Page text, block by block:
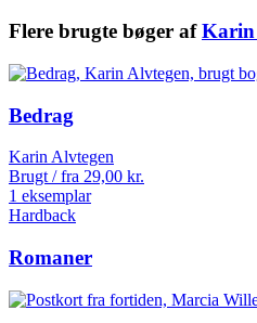
Flere brugte bøger afKarin
Bedrag
Karin Alvtegen
Brugt / fra 29,00 kr.
1 eksemplar
Hardback
Romaner